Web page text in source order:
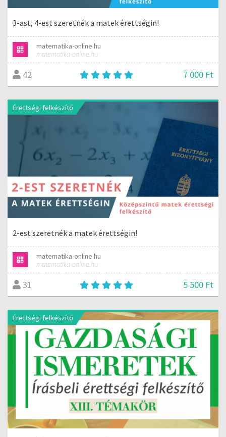
3-ast, 4-est szeretnék a matek érettségin!
matematika-online.hu
matematika-online.hu
42 7 000 Ft
Érettségi felkészítő
2-est szeretnék a matek érettségin!
matematika-online.hu
matematika-online.hu
31 5 500 Ft
Érettségi felkészítő